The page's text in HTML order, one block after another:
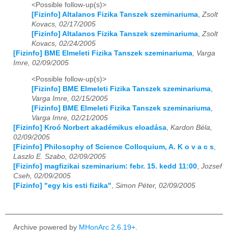
<Possible follow-up(s)>
[Fizinfo] Altalanos Fizika Tanszek szeminariuma Zsolt
Kovacs, 02/17/2005
[Fizinfo] Altalanos Fizika Tanszek szeminariuma Zsolt
Kovacs, 02/24/2005
[Fizinfo] BME Elmeleti Fizika Tanszek szeminariuma Varga
Imre, 02/09/2005
<Possible follow-up(s)>
[Fizinfo] BME Elmeleti Fizika Tanszek szeminariuma,
Varga Imre, 02/15/2005
[Fizinfo] BME Elmeleti Fizika Tanszek szeminariuma,
Varga Imre, 02/21/2005
[Fizinfo] Kroó Norbert akadémikus eloadása, Kardon Béla,
02/09/2005
[Fizinfo] Philosophy of Science Colloquium, A. K o v a c s,
Laszlo E. Szabo, 02/09/2005
[Fizinfo] magfizikai szeminarium: febr. 15. kedd 11:00, Jozsef
Cseh, 02/09/2005
[Fizinfo] "egy kis esti fizika", Simon Péter, 02/09/2005
Archive powered by MHonArc 2.6.19+.